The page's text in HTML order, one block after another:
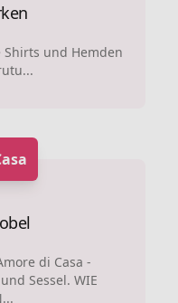
und Hemden
di Casa -
Sessel. WIE